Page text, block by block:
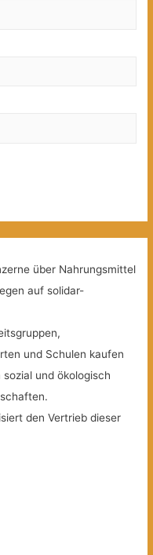
über Nahrungsmittel
auf solidar-
und Schulen kaufen
und ökologisch
den Vertrieb dieser